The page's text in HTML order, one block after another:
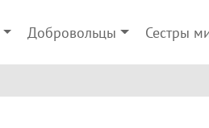
Добровольцы Сестры